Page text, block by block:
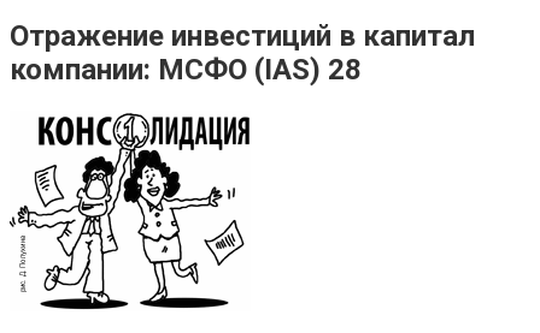
Отражение инвестиций в капитал
компании: МСФО (IAS) 28